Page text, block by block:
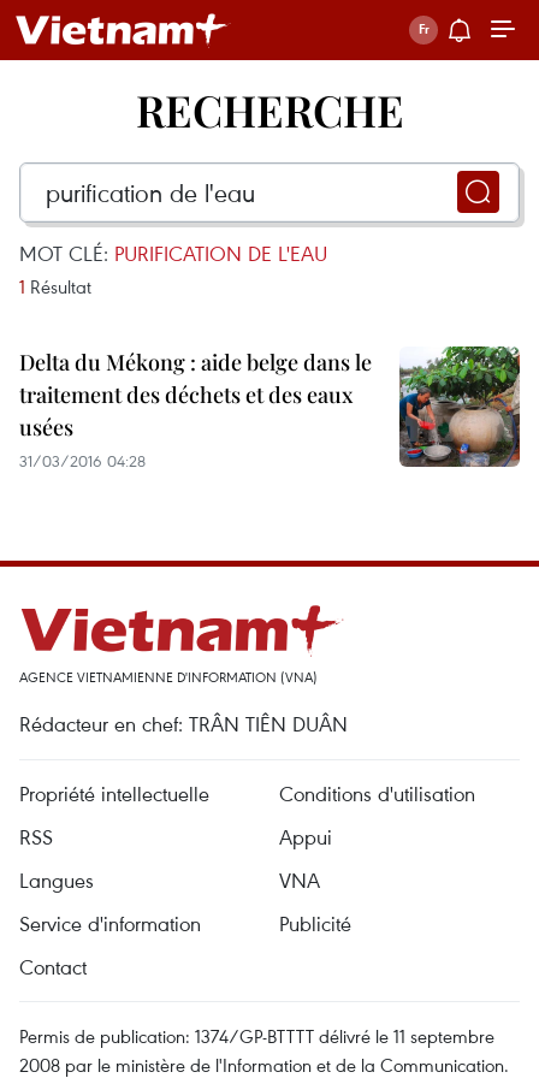
RECHERCHE
MOT CLÉ: PURIFICATION DE L'EAU
1 Résultat
Delta du Mékong : aide belge dans le
traitement des déchets et des eaux
usées
31/03/2016 04:28
AGENCE VIETNAMIENNE D'INFORMATION (VNA)
Rédacteur en chef: TRÂN TIÊN DUÂN
Propriété intellectuelle
Conditions d'utilisation
RSS
Appui
Langues
VNA
Service d'information
Publicité
Contact
Permis de publication: 1374/GP-BTTTT délivré le 11 septembre
2008 par le ministère de l'Information et de la Communication.